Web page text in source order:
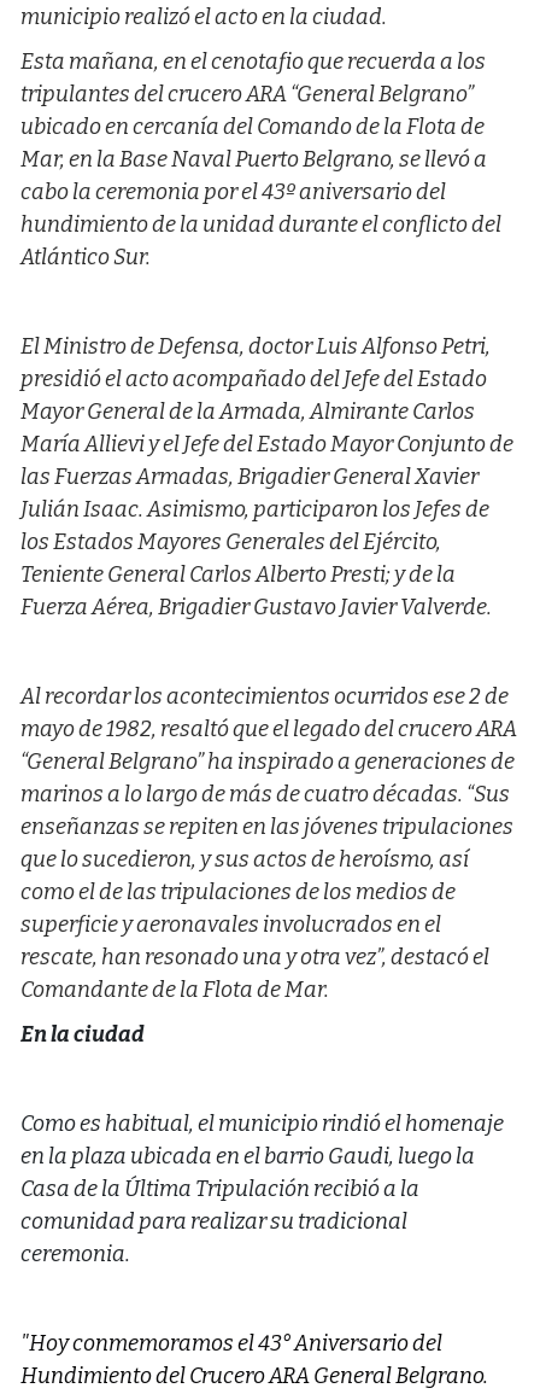
municipio realizó el acto en la ciudad.
Esta mañana, en el cenotafio que recuerda a los
tripulantes del crucero ARA “General Belgrano”
ubicado en cercanía del Comando de la Flota de
Mar, en la Base Naval Puerto Belgrano, se llevó a
cabo la ceremonia por el 43º aniversario del
hundimiento de la unidad durante el conflicto del
Atlántico Sur.
El Ministro de Defensa, doctor Luis Alfonso Petri,
presidió el acto acompañado del Jefe del Estado
Mayor General de la Armada, Almirante Carlos
María Allievi y el Jefe del Estado Mayor Conjunto de
las Fuerzas Armadas, Brigadier General Xavier
Julián Isaac. Asimismo, participaron los Jefes de
los Estados Mayores Generales del Ejército,
Teniente General Carlos Alberto Presti; y de la
Fuerza Aérea, Brigadier Gustavo Javier Valverde.
Al recordar los acontecimientos ocurridos ese 2 de
mayo de 1982, resaltó que el legado del crucero ARA
“General Belgrano” ha inspirado a generaciones de
marinos a lo largo de más de cuatro décadas. “Sus
enseñanzas se repiten en las jóvenes tripulaciones
que lo sucedieron, y sus actos de heroísmo, así
como el de las tripulaciones de los medios de
superficie y aeronavales involucrados en el
rescate, han resonado una y otra vez”, destacó el
Comandante de la Flota de Mar.
En la ciudad
Como es habitual, el municipio rindió el homenaje
en la plaza ubicada en el barrio Gaudi, luego la
Casa de la Última Tripulación recibió a la
comunidad para realizar su tradicional
ceremonia.
"Hoy conmemoramos el 43° Aniversario del
Hundimiento del Crucero ARA General Belgrano.